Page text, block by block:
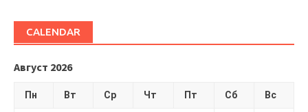
CALENDAR
Август 2026
Пн Вт Ср Чт Пт Сб Вс